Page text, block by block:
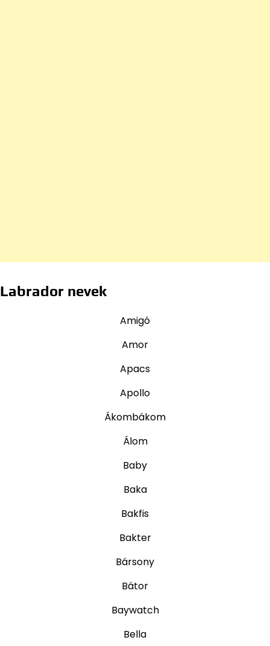
Labrador nevek
Amigó
Amor
Apacs
Apollo
Ákombákom
Álom
Baby
Baka
Bakfis
Bakter
Bársony
Bátor
Baywatch
Bella